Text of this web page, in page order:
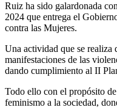
Ruiz ha sido galardonada
2024 que entrega el
contra las Mujeres.
Una actividad que se realiza
manifestaciones de las
dando cumplimiento al II
Todo ello con el propósito
feminismo a la sociedad,